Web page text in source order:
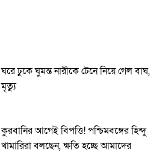
ঘরে ঢুকে ঘুমন্ত নারীকে টেনে নিয়ে গেল বাঘ,
মৃত্যু
কুরবানির আগেই বিপত্তি! পশ্চিমবঙ্গের হিন্দু
খামারিরা বলছেন, ক্ষতি হচ্ছে আমাদের